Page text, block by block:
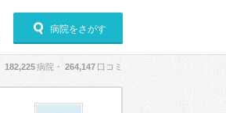
病院をさがす
182,225病院・ 264,147 口コミ